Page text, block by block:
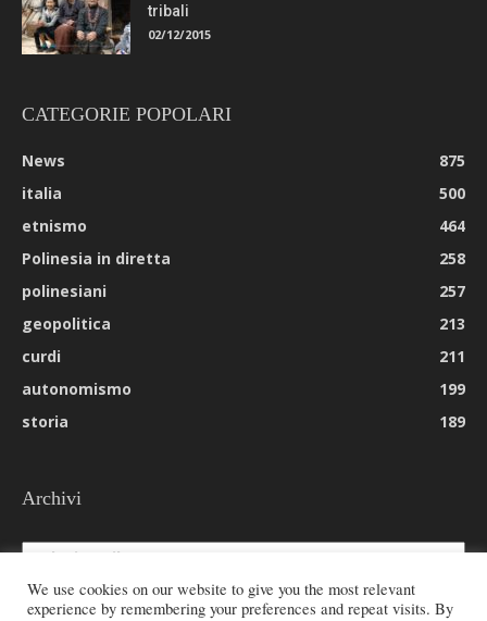
tribali
02/12/2015
CATEGORIE POPOLARI
News
875
italia
500
etnismo
464
Polinesia in diretta
258
polinesiani
257
geopolitica
213
curdi
211
autonomismo
199
storia
189
Archivi
Archivi
We use cookies on our website to give you the most relevant
experience by remembering your preferences and repeat visits. By